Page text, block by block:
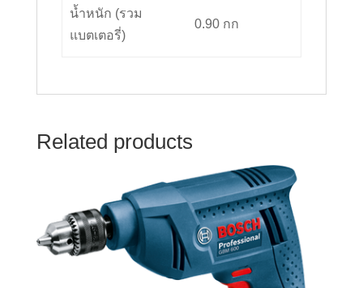
น้ำหนัก (รวม
แบตเตอรี่)
0.90 กก
Related products